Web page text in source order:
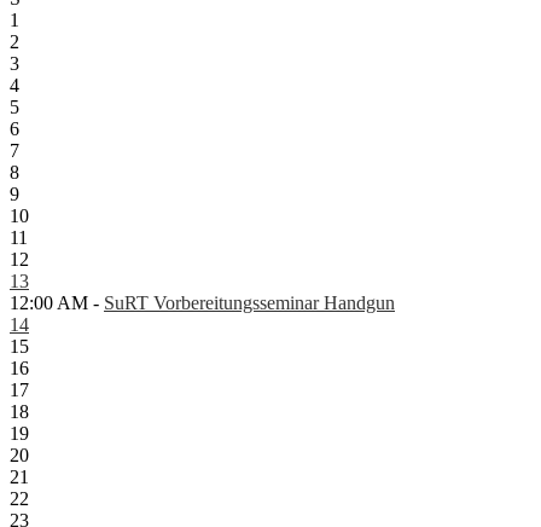
1
2
3
4
5
6
7
8
9
10
11
12
13
12:00 AM - SuRT Vorbereitungsseminar Handgun
14
15
16
17
18
19
20
21
22
23